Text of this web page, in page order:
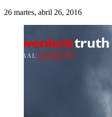
26 martes, abril 26, 2016